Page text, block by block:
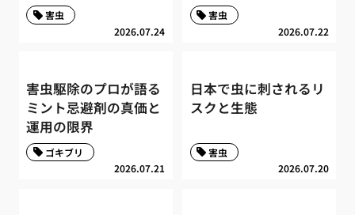
2026.07.24
害虫
2026.07.22
害虫
害虫駆除のプロが語る
ミント忌避剤の真価と
運用の限界
2026.07.21
ゴキブリ
日本で虫に刺されるリ
スクと生態
2026.07.20
害虫